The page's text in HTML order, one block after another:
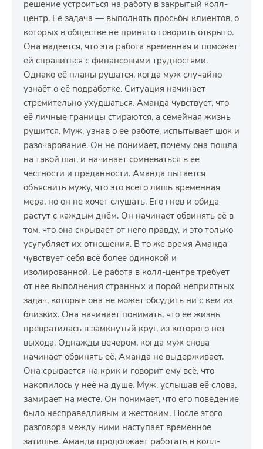
решение устроиться на работу в закрытый колл-
центр. Её задача — выполнять просьбы клиентов, о
которых в обществе не принято говорить открыто.
Она надеется, что эта работа временная и поможет
ей справиться с финансовыми трудностями.
Однако её планы рушатся, когда муж случайно
узнаёт о её подработке. Ситуация начинает
стремительно ухудшаться. Аманда чувствует, что
её личные границы стираются, а семейная жизнь
рушится. Муж, узнав о её работе, испытывает шок и
разочарование. Он не понимает, почему она пошла
на такой шаг, и начинает сомневаться в её
честности и преданности. Аманда пытается
объяснить мужу, что это всего лишь временная
мера, но он не хочет слушать. Его гнев и обида
растут с каждым днём. Он начинает обвинять её в
том, что она скрывает от него правду, и это только
усугубляет их отношения. В то же время Аманда
чувствует себя всё более одинокой и
изолированной. Её работа в колл-центре требует
от неё выполнения странных и порой неприятных
задач, которые она не может обсудить ни с кем из
близких. Она начинает понимать, что её жизнь
превратилась в замкнутый круг, из которого нет
выхода. Однажды вечером, когда муж снова
начинает обвинять её, Аманда не выдерживает.
Она срывается на крик и говорит ему всё, что
накопилось у неё на душе. Муж, услышав её слова,
замирает на месте. Он понимает, что его поведение
было несправедливым и жестоким. После этого
разговора между ними наступает временное
затишье. Аманда продолжает работать в колл-